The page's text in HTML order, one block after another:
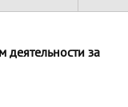
деятельности за